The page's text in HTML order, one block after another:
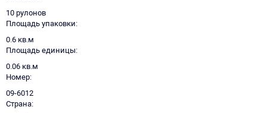
10 рулонов
Площадь упаковки
0.6 кв.м
Площадь единицы
0.06 кв.м
Номер
09-6012
Страна